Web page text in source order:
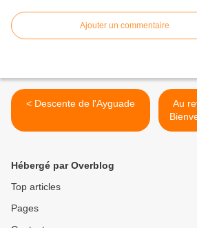
Ajouter un commentaire
< Descente de l'Ayguade
Au
Hébergé par Overblog
Top articles
Pages